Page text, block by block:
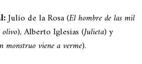
Julio de la Rosa (El hombre de las mil
), Alberto Iglesias (Julieta) y
monstruo viene a verme).